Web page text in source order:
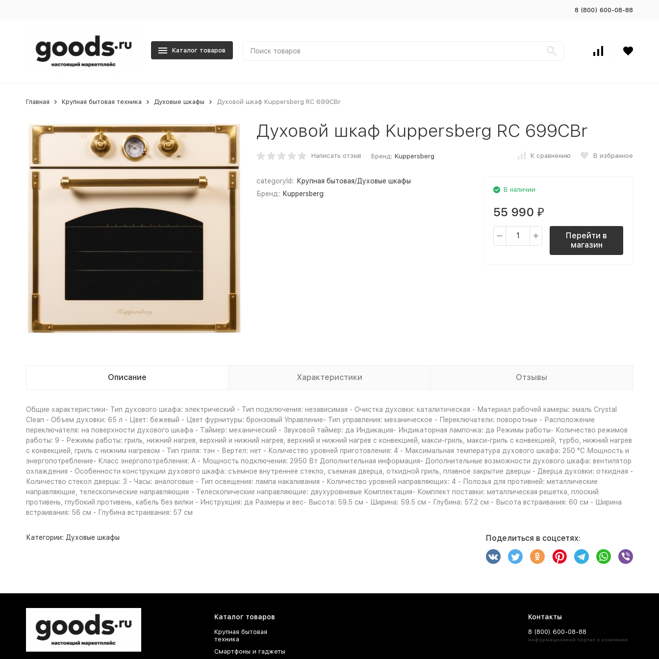
8 (800) 600-08-88
Каталог товаров
Главная Крупная бытовая техника Духовые шкафы Духовой шкаф Kuppersberg RC 699CBr
Духовой шкаф Kuppersberg RC 699CBr
Написать отзыв Бренд: Kuppersberg К сравнению В избранное
categoryId:
Крупная бытовая/Духовые шкафы
Бренд: Kuppersberg
В наличии
55 990 ₽
Перейти в
магазин
Описание Характеристики Отзывы
Общие характеристики- Тип духового шкафа: электрический - Тип подключения: независимая - Очистка духовки: каталитическая - Материал рабочей камеры: эмаль Crystal
Clean - Объем духовки: 65 л - Цвет: бежевый - Цвет фурнитуры: бронзовый Управление- Тип управления: механическое - Переключатели: поворотные - Расположение
переключателя: на поверхности духового шкафа - Таймер: механический - Звуковой таймер: да Индикация- Индикаторная лампочка: да Режимы работы- Количество режимов
работы: 9 - Режимы работы: гриль, нижний нагрев, верхний и нижний нагрев, верхний и нижний нагрев с конвекцией, макси-гриль, макси-гриль с конвекцией, турбо, нижний нагрев
с конвекцией, гриль с нижним нагревом - Тип гриля: тэн - Вертел: нет - Количество уровней приготовления: 4 - Максимальная температура духового шкафа: 250 °С Мощность и
энергопотребление- Класс энергопотребления: A - Мощность подключения: 2950 Вт Дополнительная информация- Дополнительные возможности духового шкафа: вентилятор
охлаждения - Особенности конструкции духового шкафа: съемное внутреннее стекло, съемная дверца, откидной гриль, плавное закрытие дверцы - Дверца духовки: откидная -
Количество стекол дверцы: 3 - Часы: аналоговые - Тип освещения: лампа накаливания - Количество уровней направляющих: 4 - Полозья для противней: металлические
направляющие, телескопические направляющие - Телескопические направляющие: двухуровневые Комплектация- Комплект поставки: металлическая решетка, плоский
противень, глубокий противень, кабель без вилки - Инструкция: да Размеры и вес- Высота: 59.5 см - Ширина: 59.5 см - Глубина: 57.2 см - Высота встраивания: 60 см - Ширина
встраивания: 56 см - Глубина встраивания: 57 см
Категории: Духовые шкафы Поделиться в соцсетях:
Каталог товаров
Крупная бытовая
техника
Смартфоны и гаджеты
Контакты
8 (800) 600-08-88
информационный портал о компании